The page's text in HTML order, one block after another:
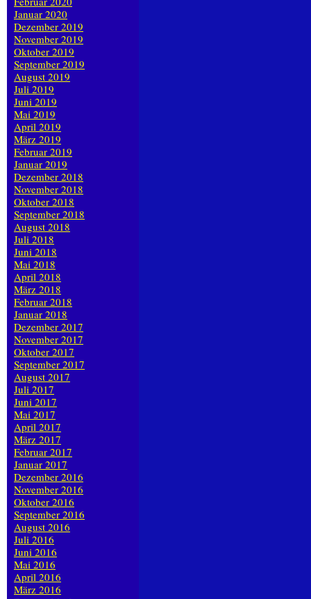
Januar 2020
Dezember 2019
November 2019
Oktober 2019
September 2019
August 2019
Juli 2019
Juni 2019
Mai 2019
April 2019
März 2019
Februar 2019
Januar 2019
Dezember 2018
November 2018
Oktober 2018
September 2018
August 2018
Juli 2018
Juni 2018
Mai 2018
April 2018
März 2018
Februar 2018
Januar 2018
Dezember 2017
November 2017
Oktober 2017
September 2017
August 2017
Juli 2017
Juni 2017
Mai 2017
April 2017
März 2017
Februar 2017
Januar 2017
Dezember 2016
November 2016
Oktober 2016
September 2016
August 2016
Juli 2016
Juni 2016
Mai 2016
April 2016
März 2016